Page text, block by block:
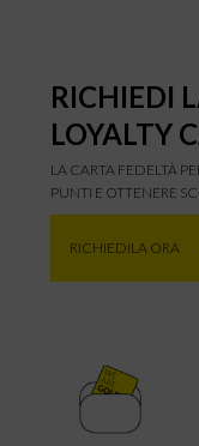
RICHIEDI
LOYALTY
LA CARTA FEDELTÀ
PUNTI E OTTENERE
RICHIEDILA ORA